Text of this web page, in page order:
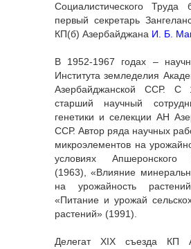
Социалистического Труда
первый секретарь
КП(б) Азербайджана И. Б.
В 1952-1967 годах –
Института земледелия
Азербайджанской ССР. С
старший научный
генетики и селекции АН
ССР. Автор ряда научных
микроэлементов на
условиях Апшеронского
(1963), «Влияние
на урожайность
«Питание и урожай
растений» (1991).
Делегат XIX съезда КП